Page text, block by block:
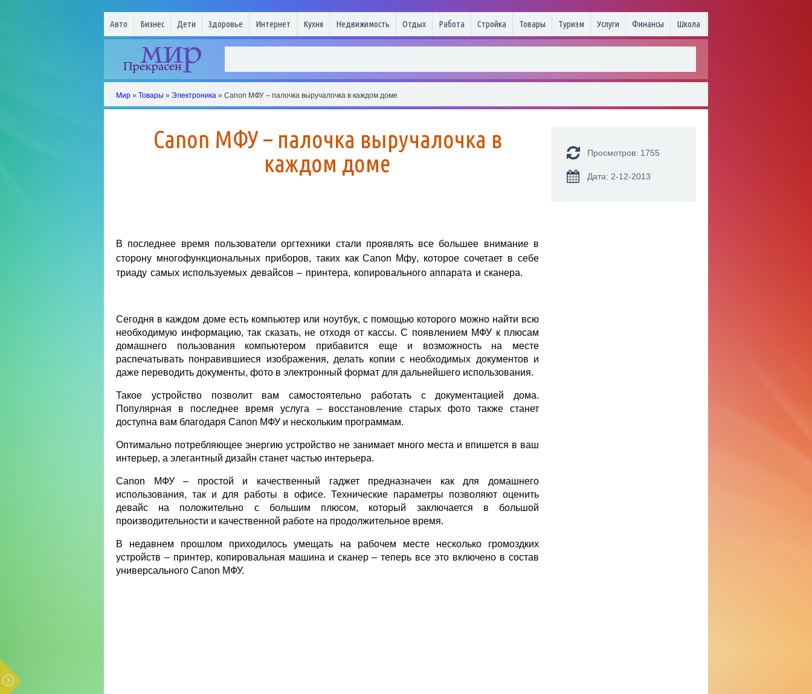
Авто Бизнес Дети Здоровье Интернет Кухня Недвижимость Отдых Работа Стройка Товары Туризм Услуги Финансы Школа
Мир » Товары » Электроника » Canon МФУ – палочка выручалочка в каждом доме
Canon МФУ – палочка выручалочка в
каждом доме
В последнее время пользователи оргтехники стали проявлять все большее внимание в
сторону многофункциональных приборов, таких как Canon Мфу, которое сочетает в себе
триаду самых используемых девайсов – принтера, копировального аппарата и сканера.
Сегодня в каждом доме есть компьютер или ноутбук, с помощью которого можно найти всю
необходимую информацию, так сказать, не отходя от кассы. С появлением МФУ к плюсам
домашнего пользования компьютером прибавится еще и возможность на месте
распечатывать понравившиеся изображения, делать копии с необходимых документов и
даже переводить документы, фото в электронный формат для дальнейшего использования.
Такое устройство позволит вам самостоятельно работать с документацией дома.
Популярная в последнее время услуга – восстановление старых фото также станет
доступна вам благодаря Canon МФУ и нескольким программам.
Оптимально потребляющее энергию устройство не занимает много места и впишется в ваш
интерьер, а элегантный дизайн станет частью интерьера.
Canon МФУ – простой и качественный гаджет предназначен как для домашнего
использования, так и для работы в офисе. Технические параметры позволяют оценить
девайс на положительно с большим плюсом, который заключается в большой
производительности и качественной работе на продолжительное время.
В недавнем прошлом приходилось умещать на рабочем месте несколько громоздких
устройств – принтер, копировальная машина и сканер – теперь все это включено в состав
универсального Canon МФУ.
Просмотров: 1755
Дата: 2-12-2013